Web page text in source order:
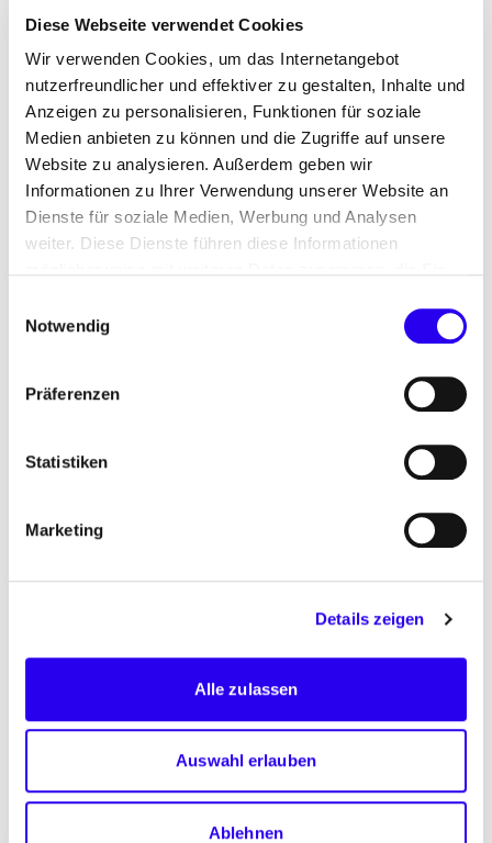
Diese Webseite verwendet Cookies
Wir verwenden Cookies, um das Internetangebot
nutzerfreundlicher und effektiver zu gestalten, Inhalte und
Anzeigen zu personalisieren, Funktionen für soziale
Medien anbieten zu können und die Zugriffe auf unsere
Website zu analysieren. Außerdem geben wir
Informationen zu Ihrer Verwendung unserer Website an
Dienste für soziale Medien, Werbung und Analysen
weiter. Diese Dienste führen diese Informationen
Nutzung der Dienste gesammelt haben.
Notwendig
Präferenzen
Statistiken
Marketing
Details zeigen
Alle zulassen
Auswahl erlauben
Ablehnen
Bauteile unterstützen und welche Aspekte zu
Weitere Informationen
Energiesprong Deutschland
Sanierungslösungen im Gebäudebestand
Themen: Energieeffizienz, Gebäude, Kommunen,
Laufzeit: seit 2017